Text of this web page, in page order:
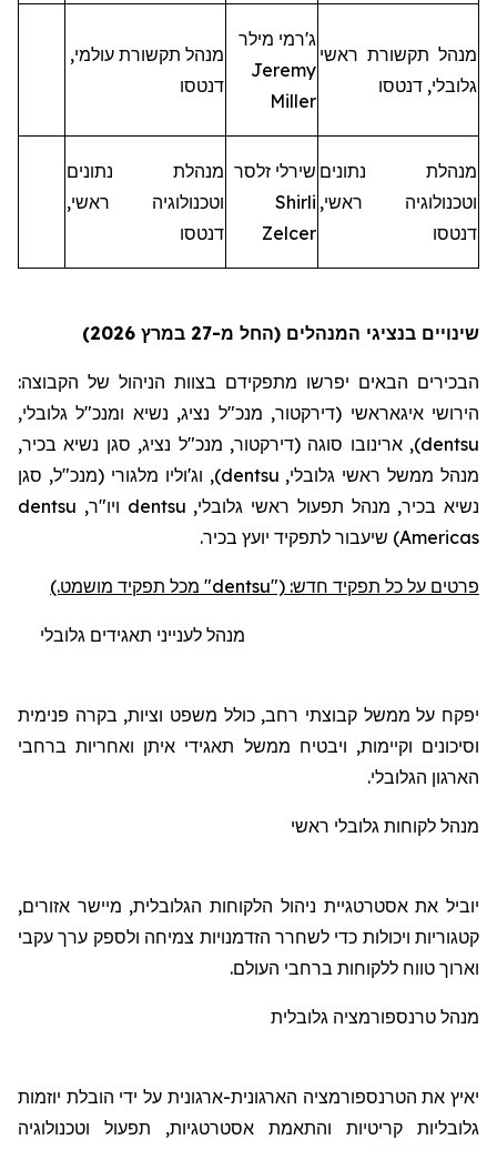
מנהל תקשורת עולמי,
דנטסו
ג'רמי מילר
Jeremy
Miller
מנהל תקשורת ראשי
גלובלי, דנטסו
מנהלת נתונים
וטכנולוגיה ראשי,
דנטסו
שירלי זלסר
Shirli
Zelcer
מנהלת נתונים
וטכנולוגיה ראשי,
דנטסו
שינויים בנציגי המנהלים (החל מ-27 במרץ 2026)
הבכירים הבאים יפרשו מתפקידם בצוות הניהול של הקבוצה:
הירושי איגאראשי (דירקטור, מנכ"ל נציג, נשיא ומנכ"ל גלובלי,
dentsu
),ארינובו סוגה (דירקטור, מנכ"ל נציג, סגן נשיא בכיר,
מנהל ממשל ראשי גלובלי, dentsu
), וג'וליו מלגורי (מנכ"ל, סגן
נשיא בכיר, מנהל תפעול ראשי גלובלי, dentsu ויו"ר, dentsu
Americas) שיעבור לתפקיד יועץ בכיר.
פרטים על כל תפקיד חדש: ("dentsu" מכל תפקיד מושמט.)
מנהל לענייני תאגידים גלובלי
יפקח על ממשל קבוצתי רחב,כולל משפט וציות, בקרה פנימית
וסיכונים וקיימות, ויבטיח ממשל תאגידי איתן ואחריות ברחבי
הארגון הגלובלי.
מנהל לקוחות גלובלי ראשי
יוביל את אסטרטגיית ניהול הלקוחות הגלובלית, מיישר אזורים,
קטגוריות ויכולות כדי לשחרר הזדמנויות צמיחה ולספק ערך עקבי
וארוך טווח ללקוחות ברחבי העולם.
מנהל טרנספורמציה גלובלית
יאיץ את הטרנספורמציה הארגונית-ארגונית על ידי הובלת יוזמות
גלובליות
קריטיות והתאמת אסטרטגיות, תפעול
וטכנולוגיה